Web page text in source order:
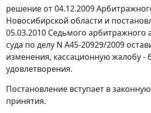
решение от 04.12.2009
Новосибирской области и
05.03.2010 Седьмого арбитражного
суда по делу N А45-20929/2009
изменения, кассационную жалобу -
удовлетворения.
Постановление вступает в
принятия.